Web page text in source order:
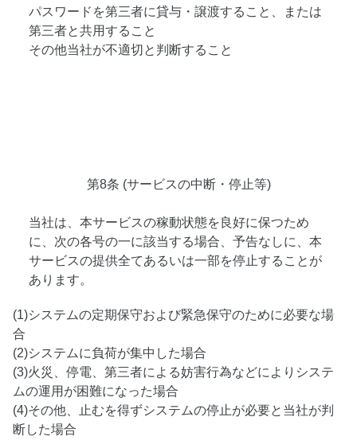
パスワードを第三者に貸与・譲渡すること、または
第三者と共用すること
その他当社が不適切と判断すること
第8条 (サービスの中断・停止等)
当社は、本サービスの稼動状態を良好に保つため
に、次の各号の一に該当する場合、予告なしに、本
サービスの提供全てあるいは一部を停止することが
あります。
(1)システムの定期保守および緊急保守のために必要な場
合
(2)システムに負荷が集中した場合
(3)火災、停電、第三者による妨害行為などによりシステ
ムの運用が困難になった場合
(4)その他、止むを得ずシステムの停止が必要と当社が判
断した場合